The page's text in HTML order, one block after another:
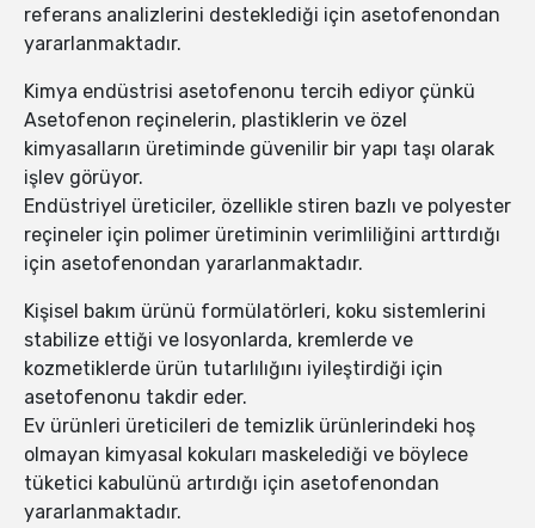
referans analizlerini desteklediği için asetofenondan
yararlanmaktadır.
Kimya endüstrisi asetofenonu tercih ediyor çünkü
Asetofenon reçinelerin, plastiklerin ve özel
kimyasalların üretiminde güvenilir bir yapı taşı olarak
işlev görüyor.
Endüstriyel üreticiler, özellikle stiren bazlı ve polyester
reçineler için polimer üretiminin verimliliğini arttırdığı
için asetofenondan yararlanmaktadır.
Kişisel bakım ürünü formülatörleri, koku sistemlerini
stabilize ettiği ve losyonlarda, kremlerde ve
kozmetiklerde ürün tutarlılığını iyileştirdiği için
asetofenonu takdir eder.
Ev ürünleri üreticileri de temizlik ürünlerindeki hoş
olmayan kimyasal kokuları maskelediği ve böylece
tüketici kabulünü artırdığı için asetofenondan
yararlanmaktadır.